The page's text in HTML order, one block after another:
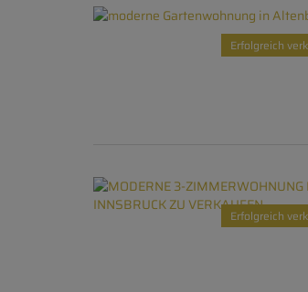
Erfolgreich
Erfolgreich